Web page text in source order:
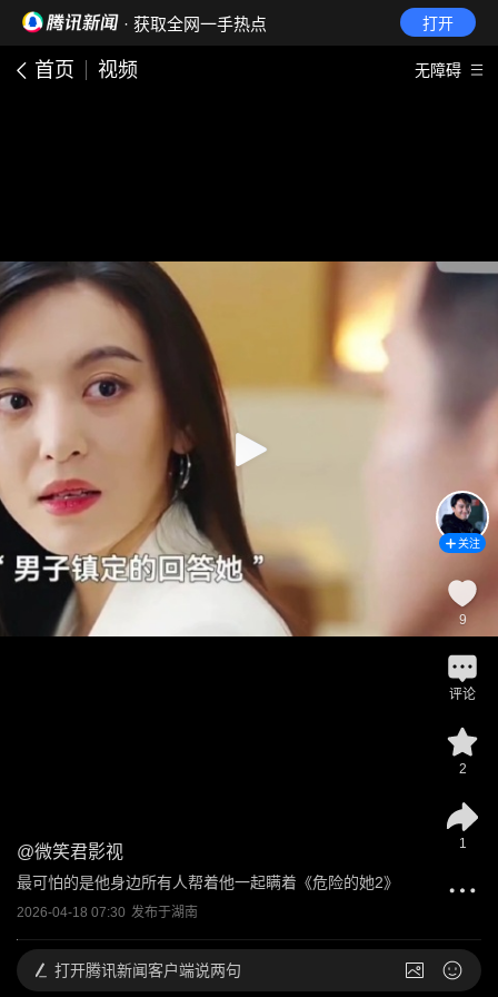
· 获取全网一手热点 打开
首页 视频 无障碍
@微笑君影视
最可怕的是他身边所有人帮着他一起瞒着《危险的她2》
2026-04-18 07:30 发布于湖南
关注
9
评论
2
1
打开腾讯新闻客户端说两句